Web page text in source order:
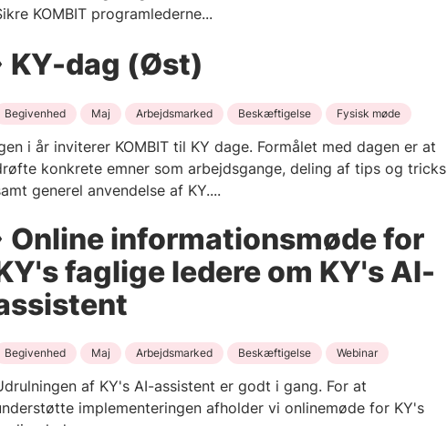
KOMBIT programlederne...
KY-dag (Øst)
Begivenhed Maj Arbejdsmarked Beskæftigelse Fysisk møde
i år inviterer KOMBIT til KY dage. Formålet med dagen er at
konkrete emner som arbejdsgange, deling af tips og tricks
generel anvendelse af KY....
Online informationsmøde for
faglige ledere om KY's AI-
Begivenhed Maj Arbejdsmarked Beskæftigelse Webinar
af KY's AI-assistent er godt i gang. For at
implementeringen afholder vi onlinemøde for KY's